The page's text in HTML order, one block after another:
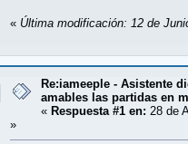
« Última modificación: 12 de
Re:iameeple - Asistente
amables las partidas en
« Respuesta #1 en: 28 de
»